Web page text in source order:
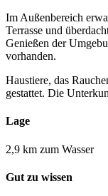
Im Außenbereich
Terrasse und
Genießen der
vorhanden.
Haustiere, das
gestattet. Die
Lage
2,9 km zum Wasser
Gut zu wissen